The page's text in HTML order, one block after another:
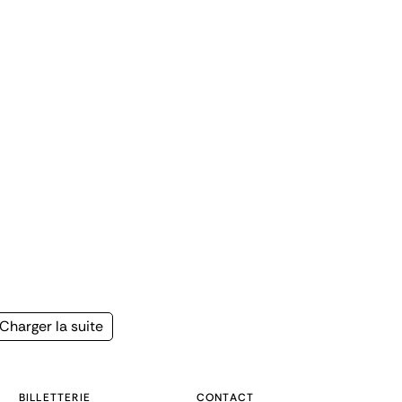
Page
Charger la suite
BILLETTERIE CONTACT